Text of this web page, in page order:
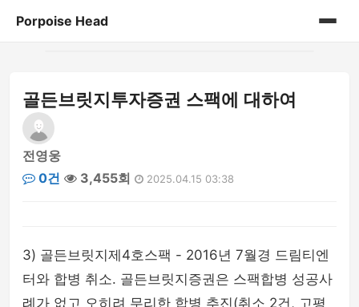
Porpoise Head
게시판
골든브릿지투자증권 스팩에 대하여
전영웅
0건
3,455회 2025.04.15 03:38
3) 골든브릿지제4호스팩 - 2016년 7월경 드림티엔
터와 합병 취소. 골든브릿지증권은 스팩합병 성공사
례가 없고 오히려 무리한 합병 추진(취소 2건, 고평